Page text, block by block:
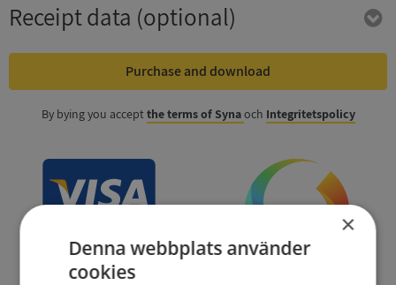
Receipt data (optional)
Purchase and download
By bying you acceptthe terms of Synaoch Integritetspolicy
×
Denna webbplats använder
cookies